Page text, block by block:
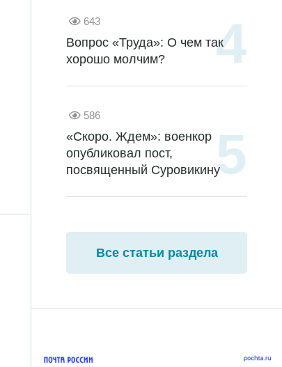
643
Вопрос «Труда»: О чем так
хорошо молчим?
586
«Скоро. Ждем»: военкор
опубликовал пост,
посвященный Суровикину
Все статьи раздела